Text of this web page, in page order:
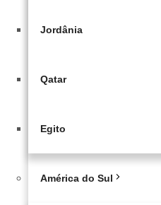
Jordânia
Qatar
Egito
América do Sul